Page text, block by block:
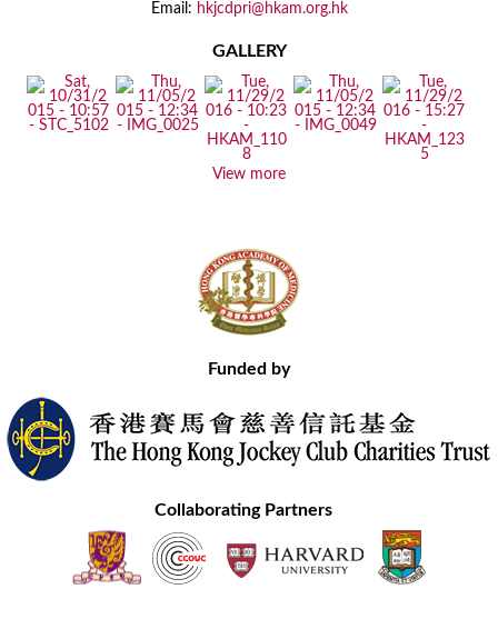
Email: hkjcdpri@hkam.org.hk
GALLERY
View more
Funded by
Collaborating Partners